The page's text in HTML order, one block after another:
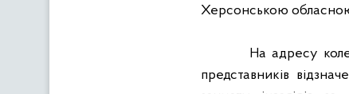
Херсонською
На адресу
представників